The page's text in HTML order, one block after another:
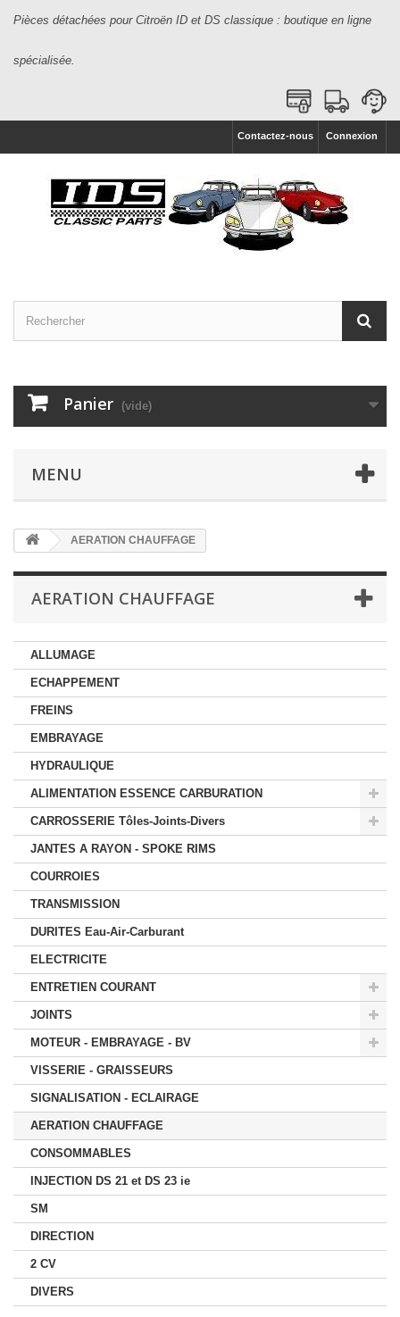
Pièces détachées pour Citroën ID et DS classique : boutique en ligne
spécialisée.
Connexion
Contactez-nous
Panier (vide)
MENU
AERATION CHAUFFAGE
AERATION CHAUFFAGE
ALLUMAGE
ECHAPPEMENT
FREINS
EMBRAYAGE
HYDRAULIQUE
ALIMENTATION ESSENCE CARBURATION
CARROSSERIE Tôles-Joints-Divers
JANTES A RAYON - SPOKE RIMS
COURROIES
TRANSMISSION
DURITES Eau-Air-Carburant
ELECTRICITE
ENTRETIEN COURANT
JOINTS
MOTEUR - EMBRAYAGE - BV
VISSERIE - GRAISSEURS
SIGNALISATION - ECLAIRAGE
AERATION CHAUFFAGE
CONSOMMABLES
INJECTION DS 21 et DS 23 ie
SM
DIRECTION
2 CV
DIVERS